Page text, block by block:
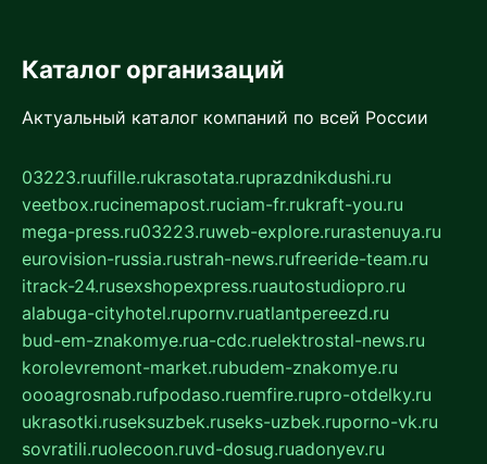
Каталог организаций
Актуальный каталог компаний по всей России
03223.ruufille.rukrasotata.ruprazdnikdushi.ru
veetbox.rucinemapost.ruciam-fr.rukraft-you.ru
mega-press.ru03223.ruweb-explore.rurastenuya.ru
eurovision-russia.rustrah-news.rufreeride-team.ru
itrack-24.rusexshopexpress.ruautostudiopro.ru
alabuga-cityhotel.rupornv.ruatlantpereezd.ru
bud-em-znakomye.rua-cdc.ruelektrostal-news.ru
korolevremont-market.rubudem-znakomye.ru
oooagrosnab.rufpodaso.ruemfire.rupro-otdelky.ru
ukrasotki.ruseksuzbek.ruseks-uzbek.ruporno-vk.ru
sovratili.ruolecoon.ruvd-dosug.ruadonyev.ru